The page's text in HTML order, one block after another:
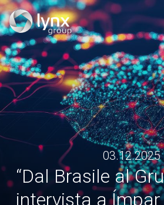
03.12.2025
“Dal Brasile al
intervista a